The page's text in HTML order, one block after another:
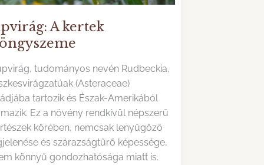
A kertek
tudományos nevén Rudbeckia,
(Asteraceae)
tartozik és Észak-Amerikából
Ez a növény rendkívül népszerű
körében, nemcsak lenyűgöző
és szárazságtűrő képessége,
könnyű gondozhatósága miatt is.